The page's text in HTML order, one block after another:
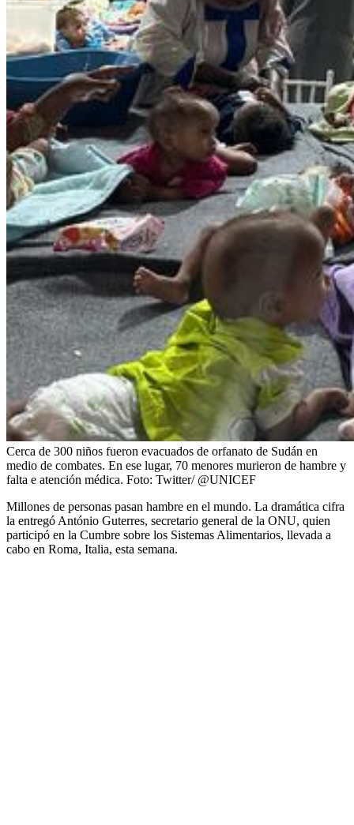
Cerca de 300 niños fueron evacuados de orfanato de Sudán en
medio de combates. En ese lugar, 70 menores murieron de hambre y
falta e atención médica. Foto: Twitter/ @UNICEF
Millones de personas pasan hambre en el mundo. La dramática cifra
la entregó António Guterres, secretario general de la ONU, quien
participó en la Cumbre sobre los Sistemas Alimentarios, llevada a
cabo en Roma, Italia, esta semana.